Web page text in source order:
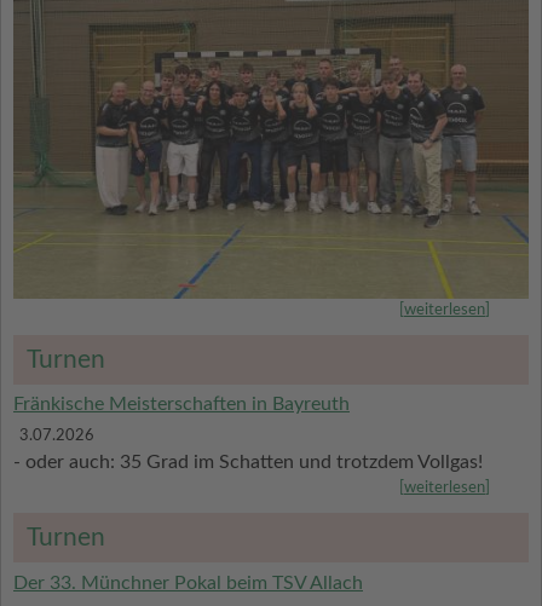
weiterlesen
Turnen
Fränkische Meisterschaften in Bayreuth
3.07.2026
- oder auch: 35 Grad im Schatten und trotzdem Vollgas!
weiterlesen
Turnen
Der 33. Münchner Pokal beim TSV Allach